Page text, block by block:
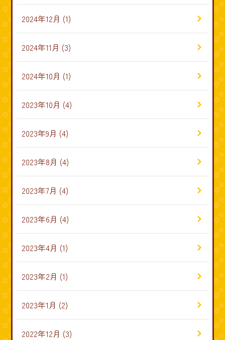
2024年12月 (1)
2024年11月 (3)
2024年10月 (1)
2023年10月 (4)
2023年9月 (4)
2023年8月 (4)
2023年7月 (4)
2023年6月 (4)
2023年4月 (1)
2023年2月 (1)
2023年1月 (2)
2022年12月 (3)